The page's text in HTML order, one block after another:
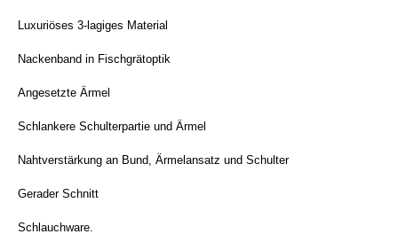
Luxuriöses 3-lagiges Material
Nackenband in Fischgrätoptik
Angesetzte Ärmel
Schlankere Schulterpartie und Ärmel
Nahtverstärkung an Bund, Ärmelansatz und Schulter
Gerader Schnitt
Schlauchware.